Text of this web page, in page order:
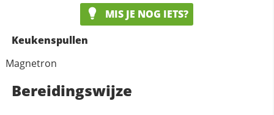
MIS JE NOG IETS?
Keukenspullen
Magnetron
Bereidingswijze